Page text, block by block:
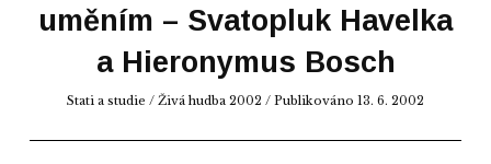
uměním – Svatopluk Havelka
a Hieronymus Bosch
Stati a studie / Živá hudba 2002 / Publikováno 13. 6. 2002